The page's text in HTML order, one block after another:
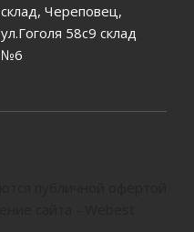
склад, Череповец,
ул.Гоголя 58с9 склад
№6